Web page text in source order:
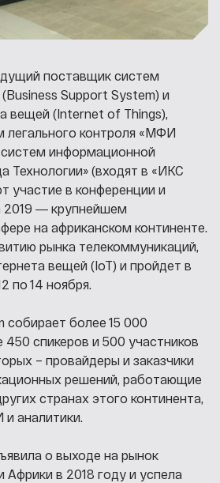
поставщик систем
Support System) и
вещей (Internet of Things),
легального контроля «МФИ
информационной
Технологии» (входят в «ИКС
участие в конференции и
2019 ― крупнейшем
на африканском континенте.
рынка телекоммуникаций,
вещей (IoT) и пройдет в
по 14 ноября.
собирает более 15 000
спикеров и 500 участников
– провайдеры и заказчики
решений, работающие
странах этого континента,
аналитики.
о выходе на рынок
в 2018 году и успела